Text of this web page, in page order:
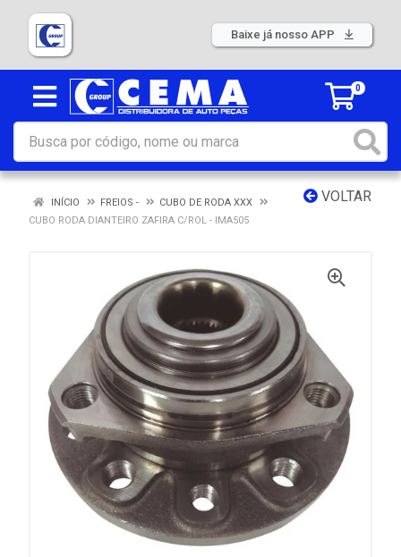
Baixe já nosso APP
0
VOLTAR
INÍCIO FREIOS -
CUBO DE RODA XXX
CUBO RODA DIANTEIRO ZAFIRA C/ROL - IMA505